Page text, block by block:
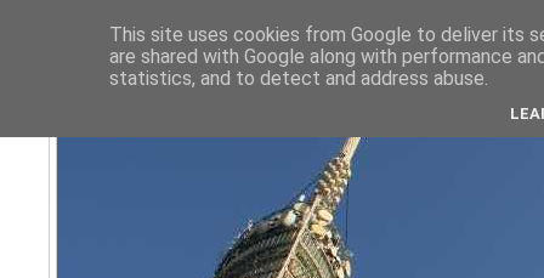
This site uses cookies from Google to deliver its
are shared with Google along with performance
statistics, and to detect and address abuse.